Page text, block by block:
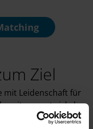
Ziel
mit Leidenschaft für
weiterzuentwickeln.
wir, so viel